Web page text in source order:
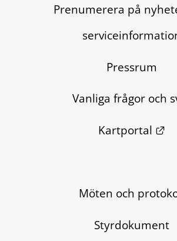
Prenumerera på
Pressrum
Vanliga frågor och
Kartportal
Möten och
Styrdokument